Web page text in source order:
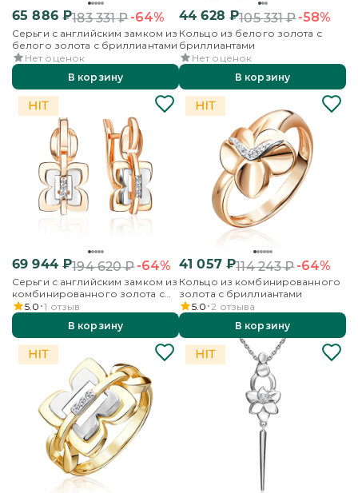
65 886₽183 331₽-64%
Серьги с английским замком из
белого золота с бриллиантами
Нет оценок
В корзину
44 628 ₽105 331₽-58%
Кольцо из белого золота с
бриллиантами
Нет оценок
В корзину
69 944₽194 620₽-64%
Серьги с английским замком из
комбинированного золота с
бриллиантами
5.0 1 отзыв
В корзину
41 057₽114 243₽-64%
Кольцо из комбинированного
золота с бриллиантами
5.0 2 отзыва
В корзину